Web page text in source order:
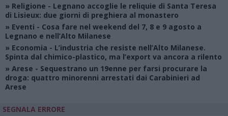
» Religione - Legnano accoglie le reliquie di Santa Teresa
di Lisieux: due giorni di preghiera al monastero
» Eventi - Cosa fare nel weekend del 7, 8 e 9 agosto a
Legnano e nell’Alto Milanese
» Economia - L’industria che resiste nell’Alto Milanese.
Spinta dal chimico-plastico, ma l’export va ancora a rilento
» Arese - Sequestrano un 19enne per farsi procurare la
droga: quattro minorenni arrestati dai Carabinieri ad
Arese
SEGNALA ERRORE